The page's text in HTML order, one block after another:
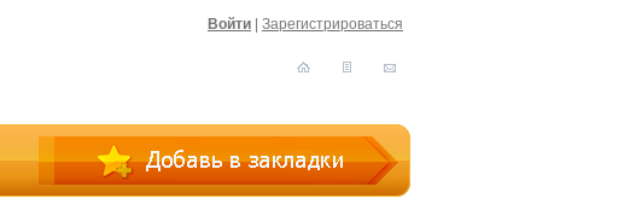
Войти Зарегистрироваться